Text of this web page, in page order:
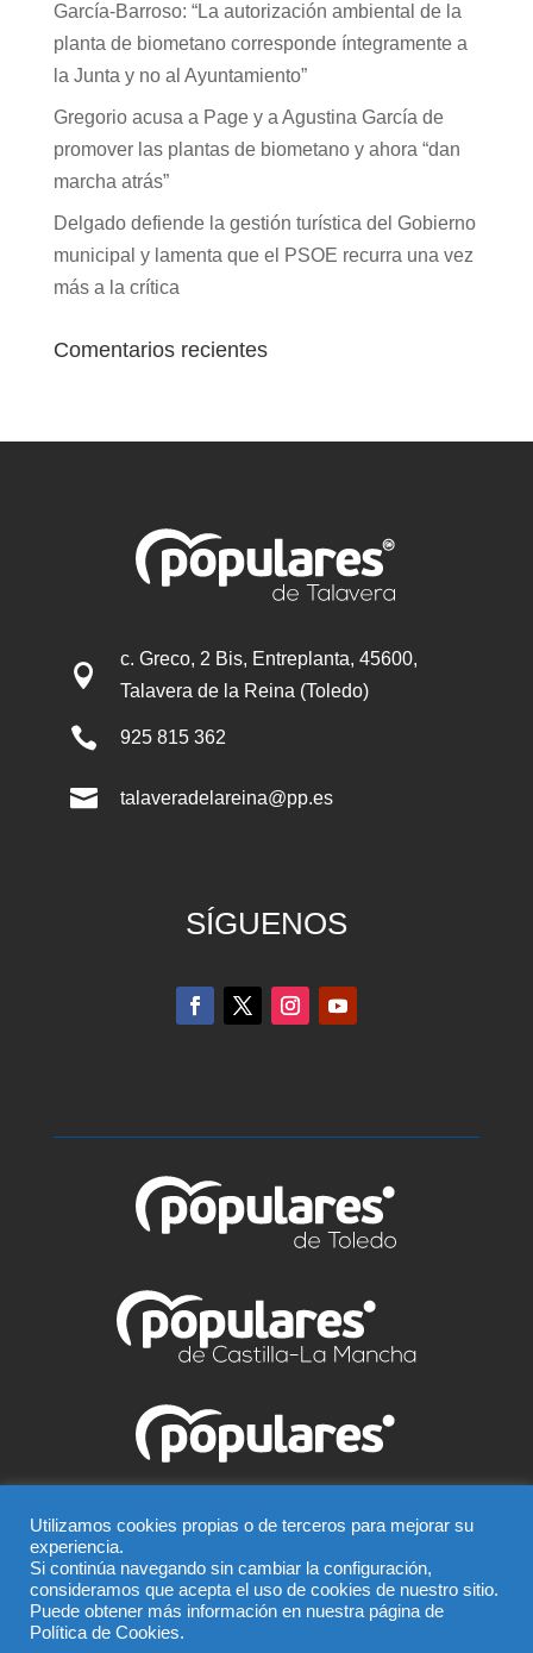
García-Barroso: “La autorización ambiental de la
planta de biometano corresponde íntegramente a
la Junta y no al Ayuntamiento”
Gregorio acusa a Page y a Agustina García de
promover las plantas de biometano y ahora “dan
marcha atrás”
Delgado defiende la gestión turística del Gobierno
municipal y lamenta que el PSOE recurra una vez
más a la crítica
Comentarios recientes

c. Greco, 2 Bis, Entreplanta, 45600,
Talavera de la Reina (Toledo)
 925 815 362
 talaveradelareina@pp.es
SÍGUENOS
© Partido Popular de Talavera – C/ Greco, 2 BIS –
Entreplanta, 45600, Talavera de la Reina (Toledo),
Teléfono 925 815 362
El uso de este sitio implica la aceptación delaviso legal
Utilizamos cookies propias o de terceros para mejorar su
experiencia.
Si continúa navegando sin cambiar la configuración,
consideramos que acepta el uso de cookies de nuestro sitio.
Puede obtener más información en nuestra página de
Política de Cookies.